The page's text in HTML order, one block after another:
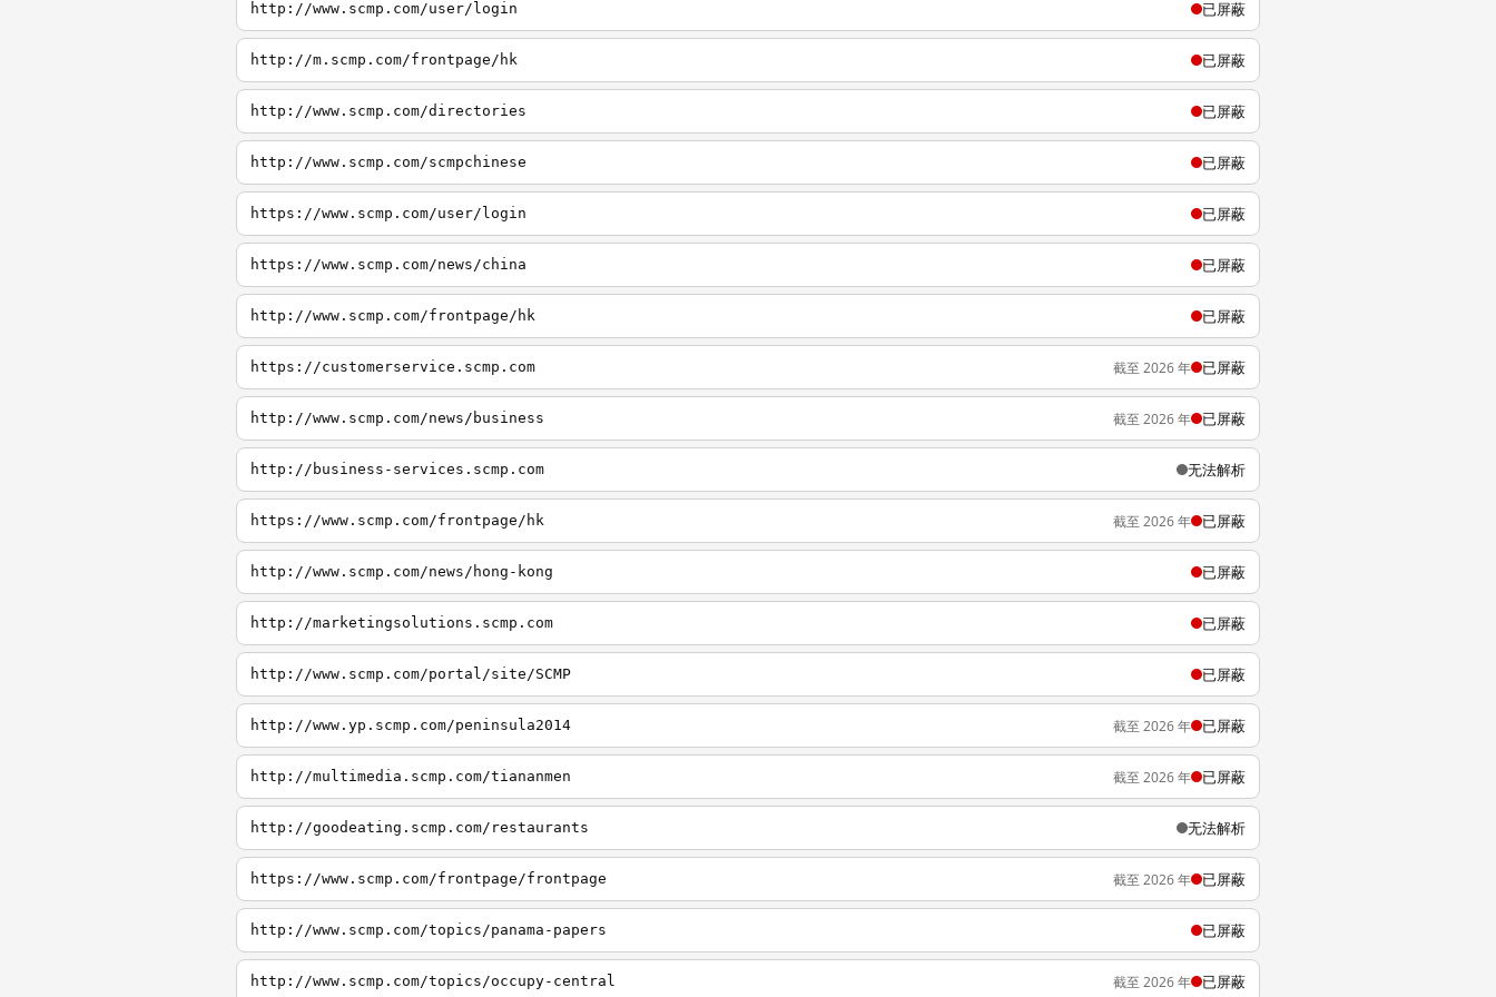
http://www.scmp.com/user/login 已屏蔽
http://m.scmp.com/frontpage/hk 已屏蔽
http://www.scmp.com/directories 已屏蔽
http://www.scmp.com/scmpchinese 已屏蔽
https://www.scmp.com/user/login 已屏蔽
https://www.scmp.com/news/china 已屏蔽
http://www.scmp.com/frontpage/hk 已屏蔽
https://customerservice.scmp.com 截至 2026 年 已屏蔽
http://www.scmp.com/news/business 截至 2026 年 已屏蔽
http://business-services.scmp.com 无法解析
https://www.scmp.com/frontpage/hk 截至 2026 年 已屏蔽
http://www.scmp.com/news/hong-kong 已屏蔽
http://marketingsolutions.scmp.com 已屏蔽
http://www.scmp.com/portal/site/SCMP 已屏蔽
http://www.yp.scmp.com/peninsula2014 截至 2026 年 已屏蔽
http://multimedia.scmp.com/tiananmen 截至 2026 年 已屏蔽
http://goodeating.scmp.com/restaurants 无法解析
https://www.scmp.com/frontpage/frontpage 截至 2026 年 已屏蔽
http://www.scmp.com/topics/panama-papers 已屏蔽
http://www.scmp.com/topics/occupy-central 截至 2026 年 已屏蔽